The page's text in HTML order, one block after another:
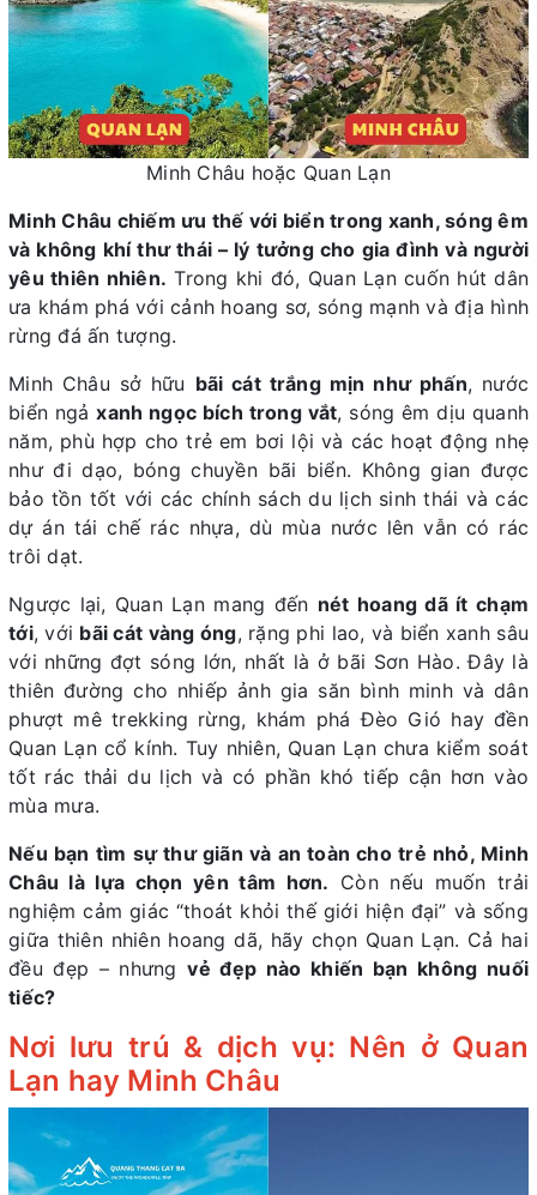
Minh Châu hoặc Quan Lạn
Minh Châu chiếm ưu thế với biển trong xanh, sóng êm
và không khí thư thái – lý tưởng cho gia đình và người
yêu thiên nhiên. Trong khi đó, Quan Lạn cuốn hút dân
ưa khám phá với cảnh hoang sơ, sóng mạnh và địa hình
rừng đá ấn tượng.
Minh Châu sở hữu bãi cát trắng mịn như phấn, nước
biển ngảxanh ngọc bích trong vắt, sóng êm dịu quanh
năm, phù hợp cho trẻ em bơi lội và các hoạt động nhẹ
như đi dạo, bóng chuyền bãi biển. Không gian được
bảo tồn tốt với các chính sách du lịch sinh thái và các
dự án tái chế rác nhựa, dù mùa nước lên vẫn có rác
trôi dạt.
Ngược lại, Quan Lạn mang đến nét hoang dã ít chạm
tới, với bãi cát vàng óng, rặng phi lao, và biển xanh sâu
với những đợt sóng lớn, nhất là ở bãi Sơn Hào. Đây là
thiên đường cho nhiếp ảnh gia săn bình minh và dân
phượt mê trekking rừng, khám phá Đèo Gió hay đền
Quan Lạn cổ kính. Tuy nhiên, Quan Lạn chưa kiểm soát
tốt rác thải du lịch và có phần khó tiếp cận hơn vào
mùa mưa.
Nếu bạn tìm sự thư giãn và an toàn cho trẻ nhỏ, Minh
Châu là lựa chọn yên tâm hơn. Còn nếu muốn trải
nghiệm cảm giác “thoát khỏi thế giới hiện đại” và sống
giữa thiên nhiên hoang dã, hãy chọn Quan Lạn. Cả hai
đều đẹp – nhưngvẻ đẹp nào khiến bạn không nuối
tiếc?
Nơi lưu trú & dịch vụ: Nên ở Quan
Lạn hay Minh Châu